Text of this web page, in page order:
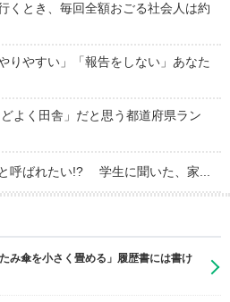
くとき、毎回全額おごる社会人は約
りやすい」「報告をしない」あなた
よく田舎」だと思う都道府県ラン
呼ばれたい!? 学生に聞いた、家...
み傘を小さく畳める」履歴書には書け